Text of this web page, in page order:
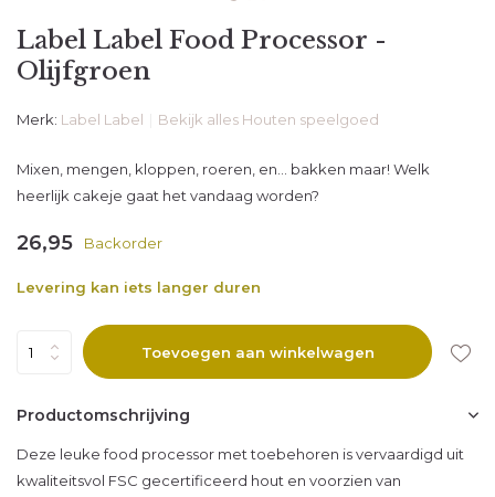
Label Label Food Processor -
Olijfgroen
Merk: Label Label Bekijk alles Houten speelgoed
Mixen, mengen, kloppen, roeren, en... bakken maar! Welk
heerlijk cakeje gaat het vandaag worden?
26,95 Backorder
Levering kan iets langer duren
Toevoegen aan winkelwagen
Productomschrijving
Deze leuke food processor met toebehoren is vervaardigd uit
kwaliteitsvol FSC gecertificeerd hout en voorzien van